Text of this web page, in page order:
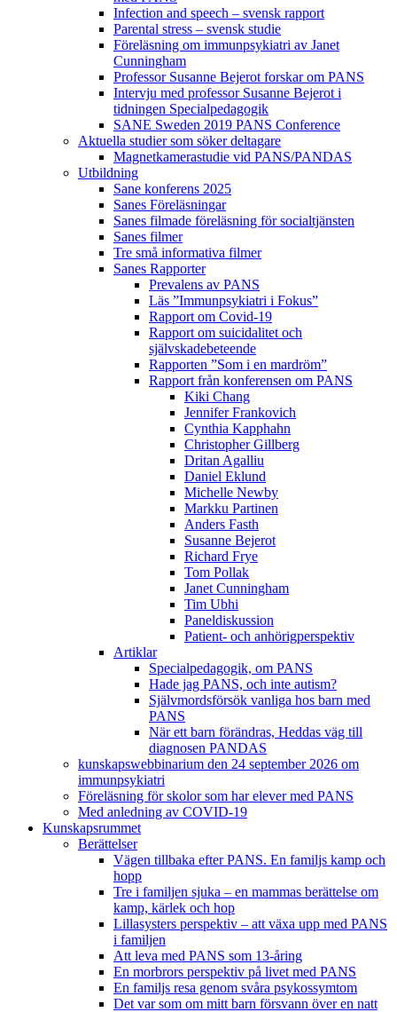
Infection and speech – svensk rapport
Parental stress – svensk studie
Föreläsning om immunpsykiatri av Janet
Cunningham
Professor Susanne Bejerot forskar om PANS
Intervju med professor Susanne Bejerot i
tidningen Specialpedagogik
SANE Sweden 2019 PANS Conference
Aktuella studier som söker deltagare
Magnetkamerastudie vid PANS/PANDAS
Utbildning
Sane konferens 2025
Sanes Föreläsningar
Sanes filmade föreläsning för socialtjänsten
Sanes filmer
Tre små informativa filmer
Sanes Rapporter
Prevalens av PANS
Läs ”Immunpsykiatri i Fokus”
Rapport om Covid-19
Rapport om suicidalitet och
självskadebeteende
Rapporten ”Som i en mardröm”
Rapport från konferensen om PANS
Kiki Chang
Jennifer Frankovich
Cynthia Kapphahn
Christopher Gillberg
Dritan Agalliu
Daniel Eklund
Michelle Newby
Markku Partinen
Anders Fasth
Susanne Bejerot
Richard Frye
Tom Pollak
Janet Cunningham
Tim Ubhi
Paneldiskussion
Patient- och anhörigperspektiv
Artiklar
Specialpedagogik, om PANS
Hade jag PANS, och inte autism?
Självmordsförsök vanliga hos barn med
PANS
När ett barn förändras, Heddas väg till
diagnosen PANDAS
kunskapswebbinarium den 24 september 2026 om
immunpsykiatri
Föreläsning för skolor som har elever med PANS
Med anledning av COVID-19
Kunskapsrummet
Berättelser
Vägen tillbaka efter PANS. En familjs kamp och
hopp
Tre i familjen sjuka – en mammas berättelse om
kamp, kärlek och hop
Lillasysters perspektiv – att växa upp med PANS
i familjen
Att leva med PANS som 13-åring
En morbrors perspektiv på livet med PANS
En familjs resa genom svåra psykossymtom
Det var som om mitt barn försvann över en natt